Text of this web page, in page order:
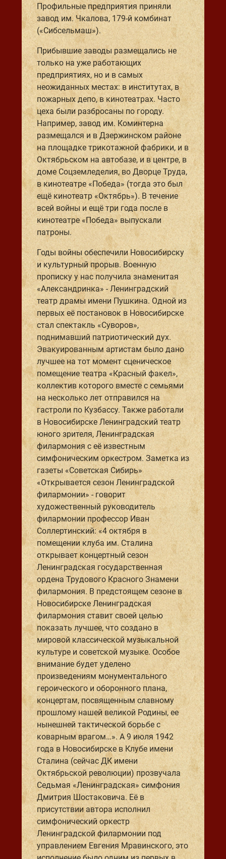
Профильные предприятия приняли
завод им. Чкалова, 179-й комбинат
(«Сибсельмаш»).
Прибывшие заводы размещались не
только на уже работающих
предприятиях, но и в самых
неожиданных местах: в институтах, в
пожарных депо, в кинотеатрах. Часто
цеха были разбросаны по городу.
Например, завод им. Коминтерна
размещался и в Дзержинском районе
на площадке трикотажной фабрики, и в
Октябрьском на автобазе, и в центре, в
доме Соцземледелия, во Дворце Труда,
в кинотеатре «Победа» (тогда это был
ещё кинотеатр «Октябрь»). В течение
всей войны и ещё три года после в
кинотеатре «Победа» выпускали
патроны.
Годы войны обеспечили Новосибирску
и культурный прорыв. Военную
прописку у нас получила знаменитая
«Александринка» - Ленинградский
театр драмы имени Пушкина. Одной из
первых её постановок в Новосибирске
стал спектакль «Суворов»,
поднимавший патриотический дух.
Эвакуированным артистам было дано
лучшее на тот момент сценическое
помещение театра «Красный факел»,
коллектив которого вместе с семьями
на несколько лет отправился на
гастроли по Кузбассу. Также работали
в Новосибирске Ленинградский театр
юного зрителя, Ленинградская
филармония с её известным
симфоническим оркестром. Заметка из
газеты «Советская Сибирь»
«Открывается сезон Ленинградской
филармонии» - говорит
художественный руководитель
филармонии профессор Иван
Соллертинский: «4 октября в
помещении клуба им. Сталина
открывает концертный сезон
Ленинградская государственная
ордена Трудового Красного Знамени
филармония. В предстоящем сезоне в
Новосибирске Ленинградская
филармония ставит своей целью
показать лучшее, что создано в
мировой классической музыкальной
культуре и советской музыке. Особое
внимание будет уделено
произведениям монументального
героического и оборонного плана,
концертам, посвященным славному
прошлому нашей великой Родины, ее
нынешней тактической борьбе с
коварным врагом…». А 9 июля 1942
года в Новосибирске в Клубе имени
Сталина (сейчас ДК имени
Октябрьской революции) прозвучала
Седьмая «Ленинградская» симфония
Дмитрия Шостаковича. Её в
присутствии автора исполнил
симфонический оркестр
Ленинградской филармонии под
управлением Евгения Мравинского, это